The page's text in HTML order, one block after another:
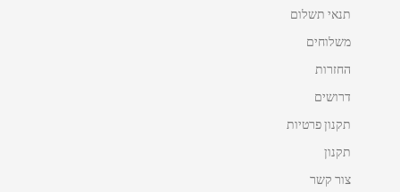
תנאי תשלום
משלוחים
החזרות
דרושים
תקנון פרטיות
תקנון
צור קשר